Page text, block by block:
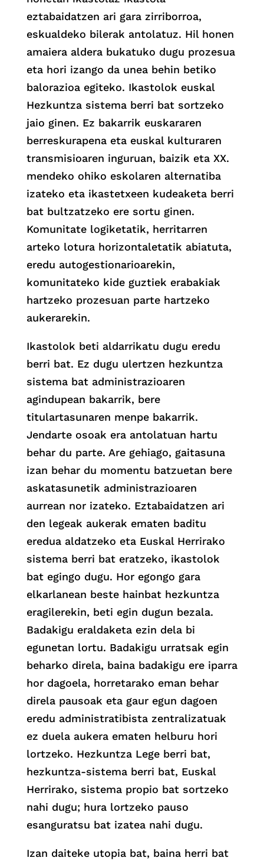
eztabaidatzen ari gara zirriborroa,
eskualdeko bilerak antolatuz. Hil honen
amaiera aldera bukatuko dugu prozesua
eta hori izango da unea behin betiko
balorazioa egiteko. Ikastolok euskal
Hezkuntza sistema berri bat sortzeko
jaio ginen. Ez bakarrik euskararen
berreskurapena eta euskal kulturaren
transmisioaren inguruan, baizik eta XX.
mendeko ohiko eskolaren alternatiba
izateko eta ikastetxeen kudeaketa berri
bat bultzatzeko ere sortu ginen.
Komunitate logiketatik, herritarren
arteko lotura horizontaletatik abiatuta,
eredu autogestionarioarekin,
komunitateko kide guztiek erabakiak
hartzeko prozesuan parte hartzeko
aukerarekin.
Ikastolok beti aldarrikatu dugu eredu
berri bat. Ez dugu ulertzen hezkuntza
sistema bat administrazioaren
agindupean bakarrik, bere
titulartasunaren menpe bakarrik.
Jendarte osoak era antolatuan hartu
behar du parte. Are gehiago, gaitasuna
izan behar du momentu batzuetan bere
askatasunetik administrazioaren
aurrean nor izateko. Eztabaidatzen ari
den legeak aukerak ematen baditu
eredua aldatzeko eta Euskal Herrirako
sistema berri bat eratzeko, ikastolok
bat egingo dugu. Hor egongo gara
elkarlanean beste hainbat hezkuntza
eragilerekin, beti egin dugun bezala.
Badakigu eraldaketa ezin dela bi
egunetan lortu. Badakigu urratsak egin
beharko direla, baina badakigu ere iparra
hor dagoela, horretarako eman behar
direla pausoak eta gaur egun dagoen
eredu administratibista zentralizatuak
ez duela aukera ematen helburu hori
lortzeko. Hezkuntza Lege berri bat,
hezkuntza-sistema berri bat, Euskal
Herrirako, sistema propio bat sortzeko
nahi dugu; hura lortzeko pauso
esanguratsu bat izatea nahi dugu.
Izan daiteke utopia bat, baina herri bat